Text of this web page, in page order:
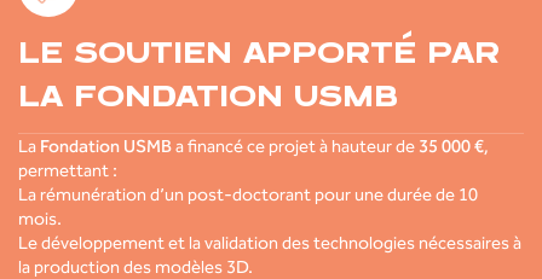
LE SOUTIEN APPORTÉ PAR
LA FONDATION USMB
La Fondation USMBa financé ce projet à hauteur de 35 000 €,
permettant :
La rémunération d’un post-doctorant pour une durée de 10
mois.
Le développement et la validation des technologies nécessaires à
la production des modèles 3D.